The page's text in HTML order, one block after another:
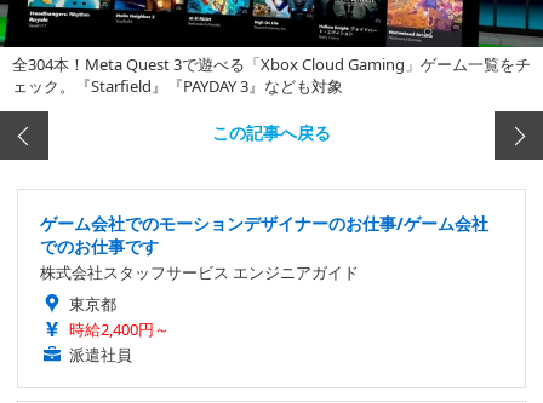
全304本！Meta Quest 3で遊べる「Xbox Cloud Gaming」ゲーム一覧をチ
ェック。『Starfield』『PAYDAY 3』なども対象
この記事へ戻る
ゲーム会社でのモーションデザイナーのお仕事/ゲーム会社
でのお仕事です
株式会社スタッフサービス エンジニアガイド
東京都
時給2,400円～
派遣社員